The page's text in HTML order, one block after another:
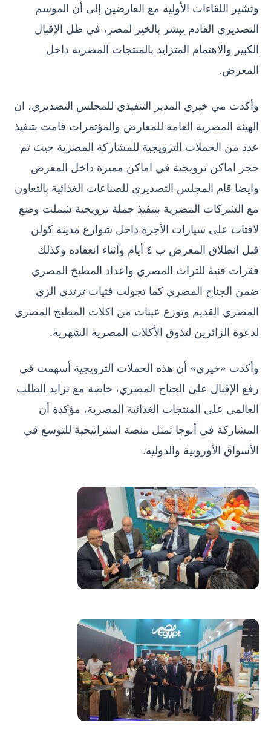
وتشير اللقاءات الأولية مع العارضين إلى أن الموسم
التصديري القادم يبشر بالخير لمصر، في ظل الإقبال
الكبير والاهتمام المتزايد بالمنتجات المصرية داخل
المعرض.
وأكدت مي خيري المدير التنفيذي للمجلس التصديري، ان
الهيئة المصرية العامة للمعارض والمؤتمرات قامت بتنفيذ
عدد من الحملات الترويجية للمشاركة المصرية حيث تم
حجز اماكن ترويجية في اماكن مميزة داخل المعرض
وايضا قام المجلس التصديري للصناعات الغذائية بالتعاون
مع الشركات المصرية بتنفيذ حملة ترويجية شملت وضع
لافتات على سيارات الأجرة داخل شوارع مدينة كولن
قبل انطلاق المعرض ب ٤ أيام وأثناء انعقاده وكذلك
فقرات فنية للتراث المصري واعداد المطبخ المصري
ضمن الجناح المصري كما تجولت فتيات ترتدي الزي
المصري القديم وتوزع عينات من اكلات المطبخ المصري
لدعوة الزائرين لتذوق الأكلات المصرية الشهرية.
وأكدت «خيري» أن هذه الحملات الترويجية أسهمت في
رفع الإقبال على الجناح المصري، خاصة مع تزايد الطلب
العالمي على المنتجات الغذائية المصرية، مؤكدة أن
المشاركة في أنوجا تمثل منصة استراتيجية للتوسع في
الأسواق الأوروبية والدولية.